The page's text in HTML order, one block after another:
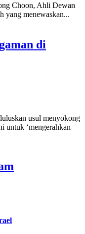
Choon, Ahli Dewan
yang menewaskan...
di
usul menyokong
untuk ‘mengerahkan